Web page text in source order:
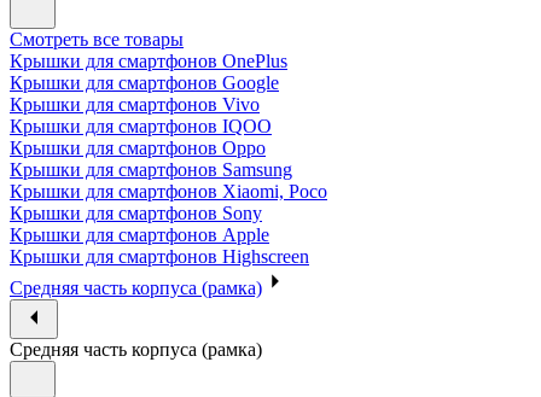
Смотреть все товары
Крышки для смартфонов OnePlus
Крышки для смартфонов Google
Крышки для смартфонов Vivo
Крышки для смартфонов IQOO
Крышки для смартфонов Oppo
Крышки для смартфонов Samsung
Крышки для смартфонов Xiaomi, Poco
Крышки для смартфонов Sony
Крышки для смартфонов Apple
Крышки для смартфонов Highscreen
Средняя часть корпуса (рамка)
Средняя часть корпуса (рамка)